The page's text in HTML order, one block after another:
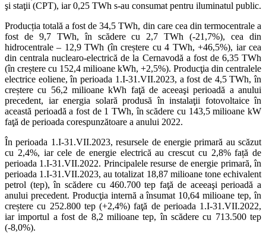
şi staţii (CPT), iar 0,25 TWh s-au consumat pentru iluminatul public.
Producția totală a fost de 34,5 TWh, din care cea din termocentrale a
fost de 9,7 TWh, în scădere cu 2,7 TWh (-21,7%), cea din
hidrocentrale – 12,9 TWh (în creștere cu 4 TWh, +46,5%), iar cea
din centrala nuclearo-electrică de la Cernavodă a fost de 6,35 TWh
(în creștere cu 152,4 milioane kWh, +2,5%). Producţia din centralele
electrice eoliene, în perioada 1.I-31.VII.2023, a fost de 4,5 TWh, în
creștere cu 56,2 milioane kWh faţă de aceeaşi perioadă a anului
precedent, iar energia solară produsă în instalaţii fotovoltaice în
această perioadă a fost de 1 TWh, în scădere cu 143,5 milioane kW
faţă de perioada corespunzătoare a anului 2022.
În perioada 1.I-31.VII.2023, resursele de energie primară au scăzut
cu 2,4%, iar cele de energie electrică au crescut cu 2,8% față de
perioada 1.I-31.VII.2022. Principalele resurse de energie primară, în
perioada 1.I-31.VII.2023, au totalizat 18,87 milioane tone echivalent
petrol (tep), în scădere cu 460.700 tep faţă de aceeaşi perioadă a
anului precedent. Producţia internă a însumat 10,64 milioane tep, în
creștere cu 252.800 tep (+2,4%) faţă de perioada 1.I-31.VII.2022,
iar importul a fost de 8,2 milioane tep, în scădere cu 713.500 tep
(-8,0%).